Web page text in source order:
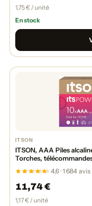
1,75 € / unité
En stock
ITSON
ITSON, AAA Piles
Torches,
4,6 · 1 684 avis
11,74 €
1,17 € / unité